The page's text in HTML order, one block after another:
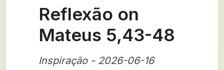
Reflexão on
Mateus 5,43-48
Inspiração - 2026-06-16